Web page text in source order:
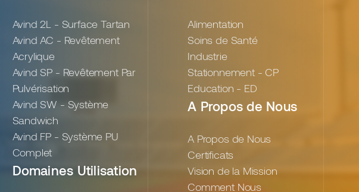
Avind 2L - Surface Tartan
Avind AC - Revêtement
Acrylique
Avind SP - Revêtement Par
Pulvérisation
Avind SW - Système
Sandwich
Avind FP - Système PU
Complet
Domaines Utilisation
Alimentation
Soins de Santé
Industrie
Stationnement - CP
Education - ED
A Propos de Nous
A Propos de Nous
Certificats
Vision de la Mission
Comment Nous